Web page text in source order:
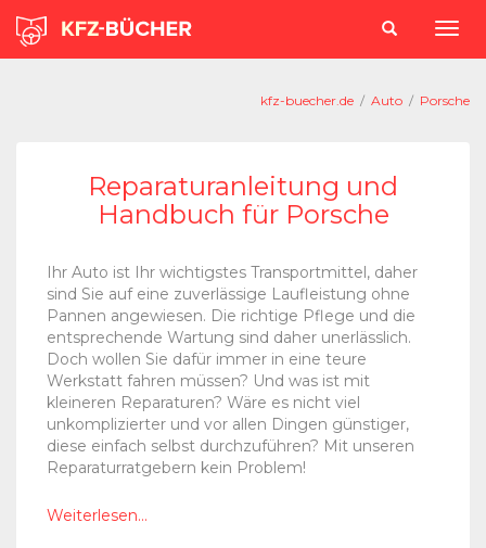
kfz-buecher.de / Auto / Porsche
Reparaturanleitung und
Handbuch für Porsche
Ihr Auto ist Ihr wichtigstes Transportmittel, daher
sind Sie auf eine zuverlässige Laufleistung ohne
Pannen angewiesen. Die richtige Pflege und die
entsprechende Wartung sind daher unerlässlich.
Doch wollen Sie dafür immer in eine teure
Werkstatt fahren müssen? Und was ist mit
kleineren Reparaturen? Wäre es nicht viel
unkomplizierter und vor allen Dingen günstiger,
diese einfach selbst durchzuführen? Mit unseren
Reparaturratgebern kein Problem!
Weiterlesen...